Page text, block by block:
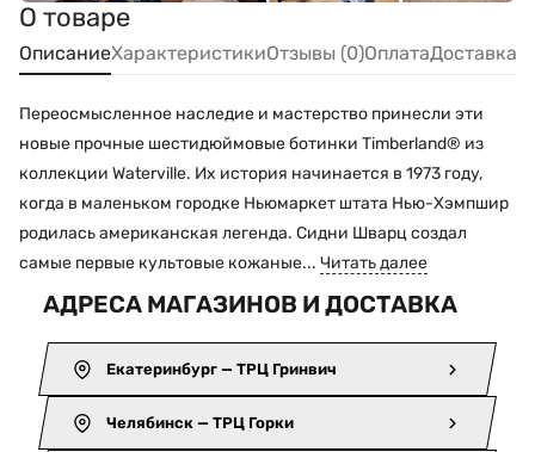
О товаре
ОписаниеХарактеристикиОтзывы (0)ОплатаДоставка
Переосмысленное наследие и мастерство принесли эти
новые прочные шестидюймовые ботинки Timberland® из
коллекции Waterville. Их история начинается в 1973 году,
когда в маленьком городке Ньюмаркет штата Нью-Хэмпшир
родилась американская легенда. Сидни Шварц создал
самые первые культовые кожаные... Читать далее
АДРЕСА МАГАЗИНОВ И ДОСТАВКА
Екатеринбург — ТРЦ Гринвич
Челябинск — ТРЦ Горки